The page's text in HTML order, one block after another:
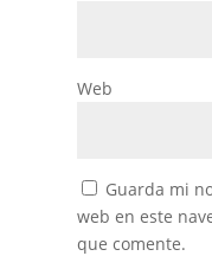
Web
Guarda mi
web en este
que comente.